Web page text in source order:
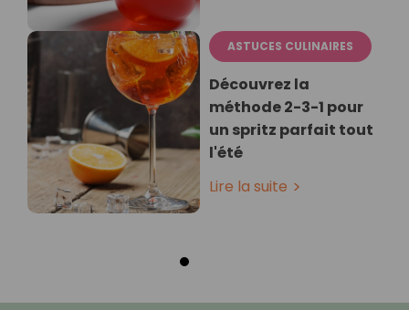
ASTUCES CULINAIRES
Découvrez la
méthode 2-3-1 pour
un spritz parfait tout
l'été
Lire la suite